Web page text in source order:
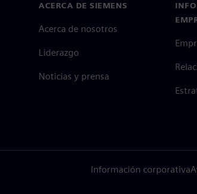
ACERCA DE SIEMENS
Acerca de nosotros
Liderazgo
Noticias y prensa
Información corporativa